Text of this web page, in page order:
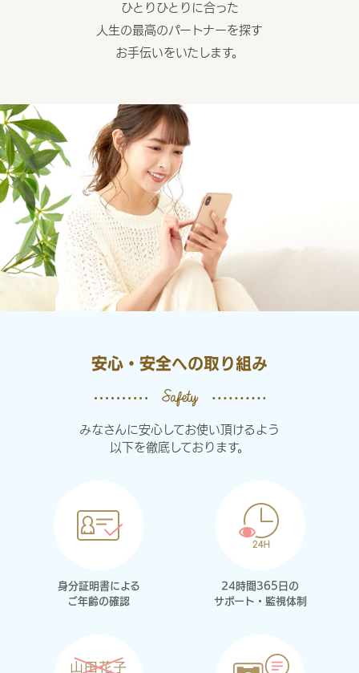
ひとりひとりに合った
人生の最高のパートナーを探す
お手伝いをいたします。
安心・安全への取り組み
みなさんに安心してお使い頂けるよう
以下を徹底しております。
身分証明書による
ご年齢の確認
24時間365日の
サポート・監視体制